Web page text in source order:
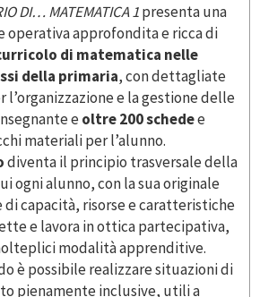
DI… MATEMATICA 1presenta una
operativa approfondita e ricca di
di matematica nelle
della primaria, con dettagliate
l’organizzazione e la gestione delle
eoltre 200 schedee
materiali per l’alunno.
diventa il principio trasversale della
ogni alunno, con la sua originale
di capacità, risorse e caratteristiche
e lavora in ottica partecipativa,
modalità apprenditive.
è possibile realizzare situazioni di
pienamente inclusive, utili a